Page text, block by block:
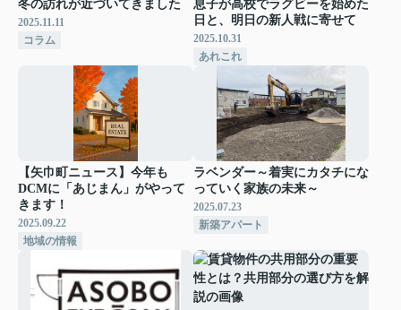
冬の訪れが近づいてきました
2025.11.11
コラム
息子が高校でラグビーを始めた
日と、明日の新人戦に寄せて
2025.10.31
あれこれ
【矢巾町ニュース】今年も
DCMに「あじまん」がやって
きます！
2025.09.22
地域の情報
ラベンダー～着実にカタチにな
っていく家族の未来～
2025.07.23
新築アパート